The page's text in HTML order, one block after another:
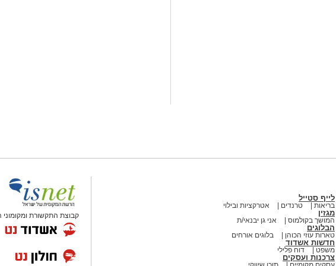
מאירוע חדשותי? מצאתם טעות
לייף סטייל
בריאות טרנדים אטרקציות ובילוי
מגזין
המושך בקולמוס אני גן יבנאי/ת
הבלוגים
טארות עוזי הכוהן בלוגים אורחים
חדשות אשדוד
משפט דוח פלילי
צרכנות ועסקים
קבוצת התקשורת